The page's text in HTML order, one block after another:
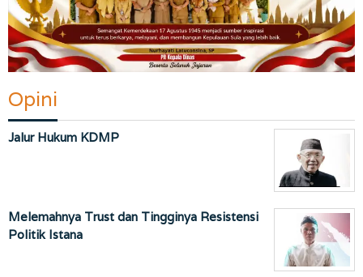
Opini
Jalur Hukum KDMP
Melemahnya Trust dan Tingginya Resistensi
Politik Istana